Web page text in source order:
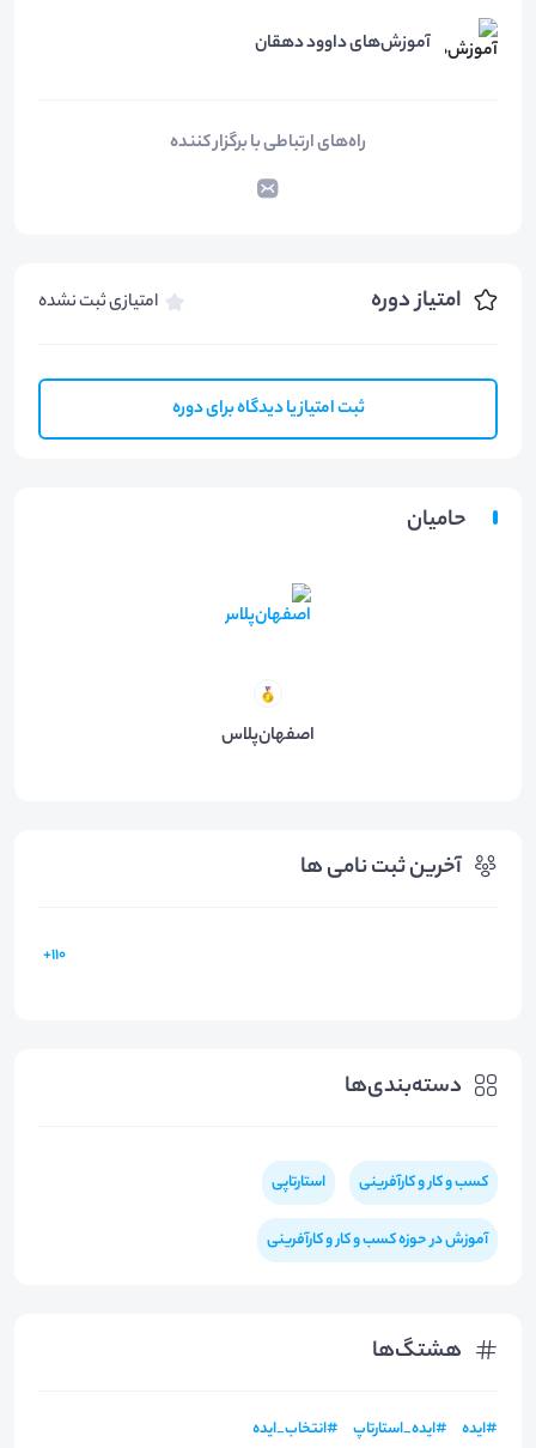
آموزش‌های داوود دهقان
راه‌های ارتباطی با برگزار کننده
امتیاز دوره امتیازی ثبت نشده
ثبت امتیاز یا دیدگاه برای دوره
آخرین ثبت نامی ها
110+
دسته‌بندی‌ها
کسب و کار و کارآفرینی استارتاپی
آموزش در حوزه کسب و کار و کارآفرینی
هشتگ‌ها
#ایده #ایده_استارتاپ #انتخاب_ایده
حامیان
اصفهان‌پلاس